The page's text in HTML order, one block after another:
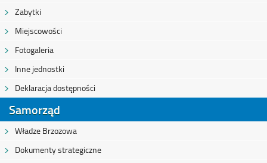
Zabytki
Miejscowości
Fotogaleria
Inne jednostki
Deklaracja dostępności
Samorząd
Władze Brzozowa
Dokumenty strategiczne